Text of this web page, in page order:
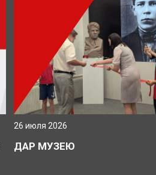
26 июля 2026
ДАР МУЗЕЮ